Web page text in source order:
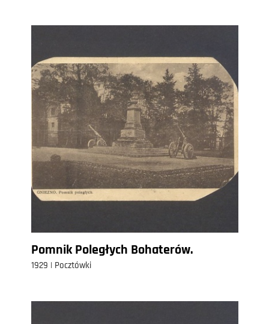
Pomnik Poległych Bohaterów.
1929 | Pocztówki